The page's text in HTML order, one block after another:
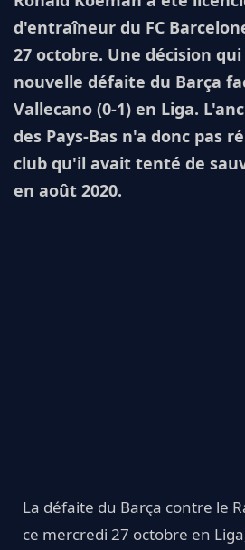
d'entraîneur du FC
27 octobre. Une décision
nouvelle défaite du Barça
Vallecano (0-1) en Liga.
des Pays-Bas n'a donc pas
club qu'il avait tenté de
en août 2020.
La défaite du Barça contre le
ce mercredi 27 octobre en